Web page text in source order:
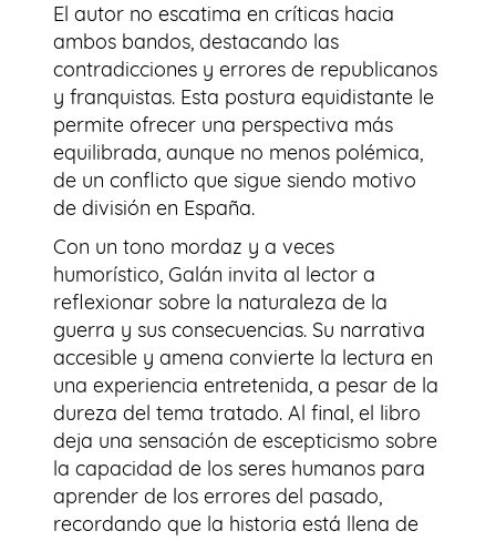
El autor no escatima en críticas hacia
ambos bandos, destacando las
contradicciones y errores de republicanos
y franquistas. Esta postura equidistante le
permite ofrecer una perspectiva más
equilibrada, aunque no menos polémica,
de un conflicto que sigue siendo motivo
de división en España.
Con un tono mordaz y a veces
humorístico, Galán invita al lector a
reflexionar sobre la naturaleza de la
guerra y sus consecuencias. Su narrativa
accesible y amena convierte la lectura en
una experiencia entretenida, a pesar de la
dureza del tema tratado. Al final, el libro
deja una sensación de escepticismo sobre
la capacidad de los seres humanos para
aprender de los errores del pasado,
recordando que la historia está llena de